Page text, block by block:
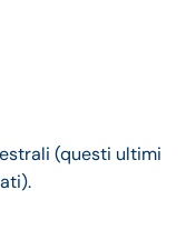
(questi ultimi